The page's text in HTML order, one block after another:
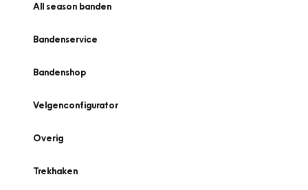
All season banden
Bandenservice
Bandenshop
Velgenconfigurator
Overig
Trekhaken